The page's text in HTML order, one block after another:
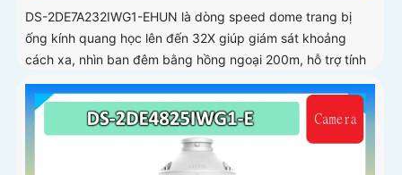
DS-2DE7A232IWG1-EHUN là dòng speed dome trang bị
ống kính quang học lên đến 32X giúp giám sát khoảng
cách xa, nhìn ban đêm bằng hồng ngoại 200m, hỗ trợ tính
năng AcuSense nâng cao hiệu quả giám sát an ninh, có tốc
độ lấy nét cao nhờ công nghệ Self-learning